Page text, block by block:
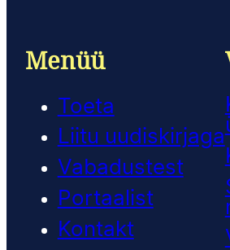
Menüü
Toeta
Liitu uudiskirjaga
Vabadustest
Portaalist
Kontakt